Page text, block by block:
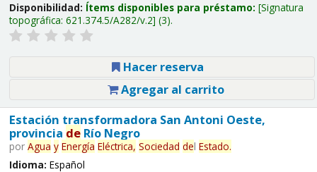
Disponibilidad: Ítems disponibles para préstamo: Signatura
topográfica: 621.374.5/A282/v.2 (3).
Hacer reserva
Agregar al carrito
Estación transformadora San Antoni Oeste,
provincia deRío Negro
por Agua y Energía Eléctrica, Sociedad del Estado.
Idioma: Español